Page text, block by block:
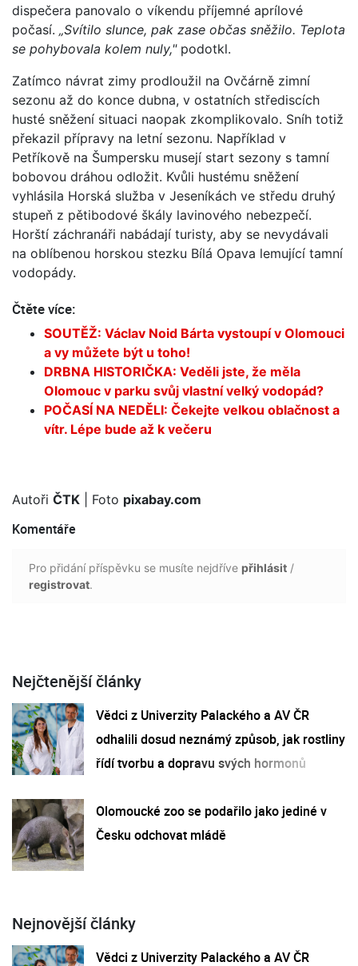
dispečera panovalo o víkendu příjemné aprílové
počasí. „Svítilo slunce, pak zase občas sněžilo. Teplota
se pohybovala kolem nuly,"podotkl.
Zatímco návrat zimy prodloužil na Ovčárně zimní
sezonu až do konce dubna, v ostatních střediscích
husté sněžení situaci naopak zkomplikovalo. Sníh totiž
překazil přípravy na letní sezonu. Například v
Petříkově na Šumpersku musejí start sezony s tamní
bobovou dráhou odložit. Kvůli hustému sněžení
vyhlásila Horská služba v Jeseníkách ve středu druhý
stupeň z pětibodové škály lavinového nebezpečí.
Horští záchranáři nabádají turisty, aby se nevydávali
na oblíbenou horskou stezku Bílá Opava lemující tamní
vodopády.
Čtěte více:
SOUTĚŽ: Václav Noid Bárta vystoupí v Olomouci
a vy můžete být u toho!
DRBNA HISTORIČKA: Veděli jste, že měla
Olomouc v parku svůj vlastní velký vodopád?
POČASÍ NA NEDĚLI: Čekejte velkou oblačnost a
vítr. Lépe bude až k večeru
Autoři ČTK | Foto pixabay.com
Komentáře
Pro přidání příspěvku se musíte nejdříve přihlásit /
registrovat.
Nejčtenější články
Vědci z Univerzity Palackého a AV ČR
odhalili dosud neznámý způsob, jak rostliny
řídí tvorbu a dopravu svých hormonů
Olomoucké zoo se podařilo jako jediné v
Česku odchovat mládě
Nejnovější články
Vědci z Univerzity Palackého a AV ČR